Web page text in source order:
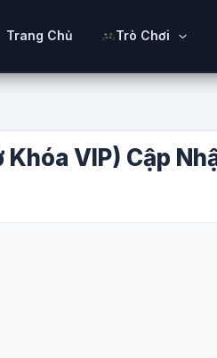
Trang Chủ Trò Chơi
VIP) Cập